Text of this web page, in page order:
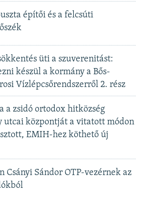
építői és a felcsúti
üti a szuverenitást:
készül a kormány a Bős-
Vízlépcsőrendszerről 2. rész
a zsidó ortodox hitközség
utcai központját a vitatott módon
EMIH-hez köthető új
Csányi Sándor OTP-vezérnek az